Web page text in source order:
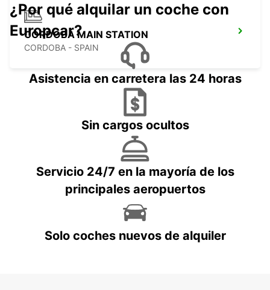
CORDOBA MAIN STATION
CORDOBA - SPAIN
¿Por qué alquilar un coche con
Europcar?
Asistencia en carretera las 24 horas
Sin cargos ocultos
Servicio 24/7 en la mayoría de los
principales aeropuertos
Solo coches nuevos de alquiler